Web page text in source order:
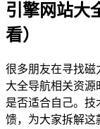
引擎网站大
看）
很多朋友在寻找磁
大全导航相关资
是否适合自己。技
馈，为大家拆解这